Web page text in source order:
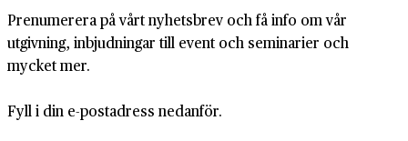
Prenumerera på vårt nyhetsbrev och få info om vår
utgivning, inbjudningar till event och seminarier och
mycket mer.
Fyll i din e-postadress nedanför.